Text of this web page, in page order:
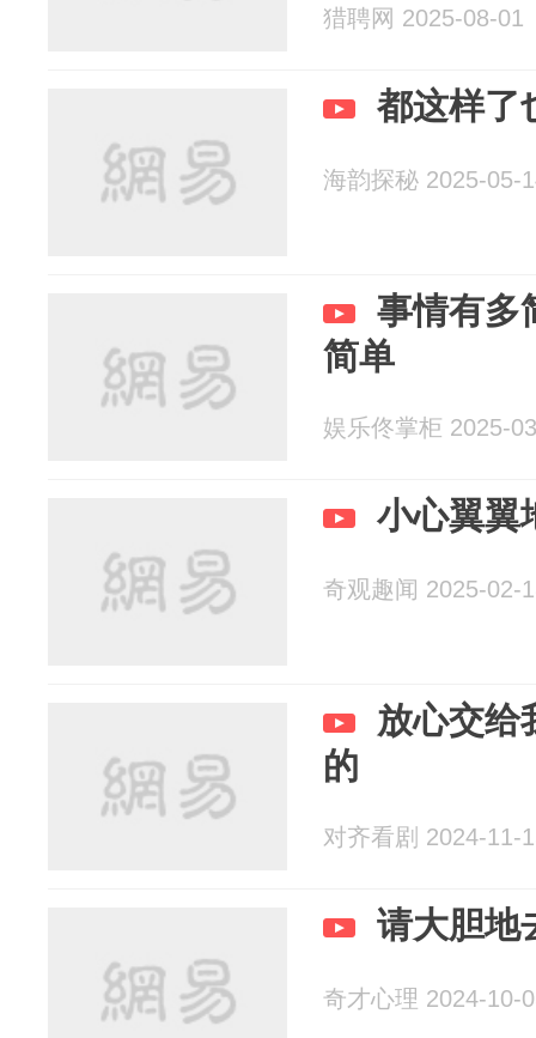
猎聘网 2025-08-01
都这样了
海韵探秘 2025-05-
事情有多
简单
娱乐佟掌柜 2025-
小心翼翼
奇观趣闻 2025-02-
放心交给
的
对齐看剧 2024-11-
请大胆地
奇才心理 2024-10-